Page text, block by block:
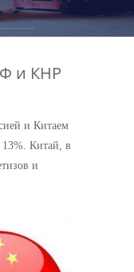
и КНР
и Китаем
13%. Китай, в
и